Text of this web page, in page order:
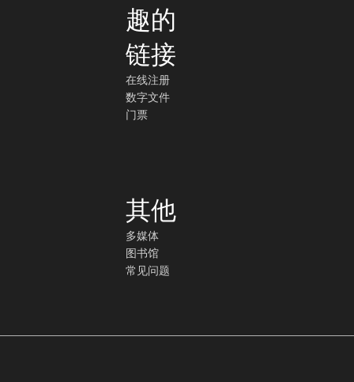
趣的
链接
在线注册
数字文件
门票
其他
多媒体
图书馆
常见问题